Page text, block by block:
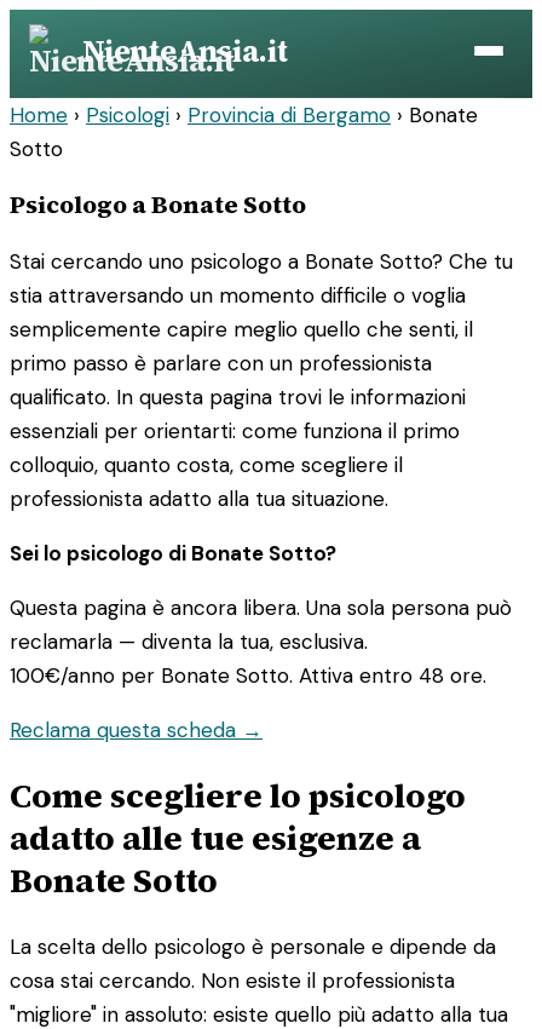
Vai
contenuto
NienteAnsia.it
Home › Psicologi › Provincia di Bergamo › Bonate
Sotto
Psicologo a Bonate Sotto
Stai cercando uno psicologo a Bonate Sotto? Che tu
stia attraversando un momento difficile o voglia
semplicemente capire meglio quello che senti, il
primo passo è parlare con un professionista
qualificato. In questa pagina trovi le informazioni
essenziali per orientarti: come funziona il primo
colloquio, quanto costa, come scegliere il
professionista adatto alla tua situazione.
Sei lo psicologo di Bonate Sotto?
Questa pagina è ancora libera. Una sola persona può
reclamarla — diventa la tua, esclusiva.
100€/anno per Bonate Sotto. Attiva entro 48 ore.
Reclama questa scheda →
Come scegliere lo psicologo
adatto alle tue esigenze a
Bonate Sotto
La scelta dello psicologo è personale e dipende da
cosa stai cercando. Non esiste il professionista
"migliore" in assoluto: esiste quello più adatto alla tua